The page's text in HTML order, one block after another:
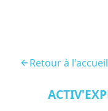
Retour à l'accueil